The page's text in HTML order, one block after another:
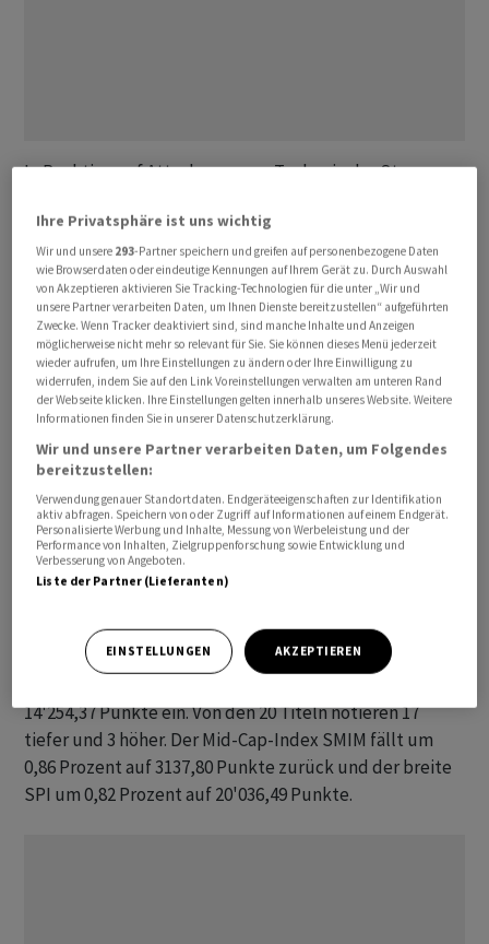
In Reaktion auf Attacken gegen Tanker in der Strasse
angegriffen. Zudem setzen die USA Sanktionen auf
iranisches Öl wieder in Kraft. Irans Militär wiederum
kündigte eine Reaktion auf die US-Angriffe an. Kurz
darauf meldete die Armee des mit Washington
verbündeten Golfstaats Kuwait feindlichen Beschuss.
Auch in Bahrain heulten am frühen Morgen die Sirenen.
«Was für ein friedvoller Friedensprozess!»,
kommentierte dies die Onlinebank Swissquote in einem
Kommentar.
Ölpreis zieht deutlich an
Parallel zu den neuen Eskalationen im Iran hat der
Ölpreis zuletzt auf über 76 US-Dollar wieder stark
damit so hoch wie seit zwei Wochen nicht mehr.
14'254,37 Punkte ein. Von den 20 Titeln notieren 17
tiefer und 3 höher. Der Mid-Cap-Index SMIM fällt um
0,86 Prozent auf 3137,80 Punkte zurück und der breite
SPI um 0,82 Prozent auf 20'036,49 Punkte.
Ihre Privatsphäre ist uns wichtig
Wir und unsere 293-Partner speichern und greifen auf personenbezogene Daten
wie Browserdaten oder eindeutige Kennungen auf Ihrem Gerät zu. Durch Auswahl
von Akzeptieren aktivieren Sie Tracking-Technologien für die unter „Wir und
unsere Partner verarbeiten Daten, um Ihnen Dienste bereitzustellen“ aufgeführten
Zwecke. Wenn Tracker deaktiviert sind, sind manche Inhalte und Anzeigen
möglicherweise nicht mehr so relevant für Sie. Sie können dieses Menü jederzeit
wieder aufrufen, um Ihre Einstellungen zu ändern oder Ihre Einwilligung zu
widerrufen, indem Sie auf den Link Voreinstellungen verwalten am unteren Rand
der Webseite klicken. Ihre Einstellungen gelten innerhalb unseres Website. Weitere
Informationen finden Sie in unserer Datenschutzerklärung.
Wir und unsere Partner verarbeiten Daten, um Folgendes
bereitzustellen:
Verwendung genauer Standortdaten. Endgeräteeigenschaften zur Identifikation
aktiv abfragen. Speichern von oder Zugriff auf Informationen auf einem Endgerät.
Personalisierte Werbung und Inhalte, Messung von Werbeleistung und der
Performance von Inhalten, Zielgruppenforschung sowie Entwicklung und
Verbesserung von Angeboten.
Liste der Partner (Lieferanten)
EINSTELLUNGEN AKZEPTIEREN